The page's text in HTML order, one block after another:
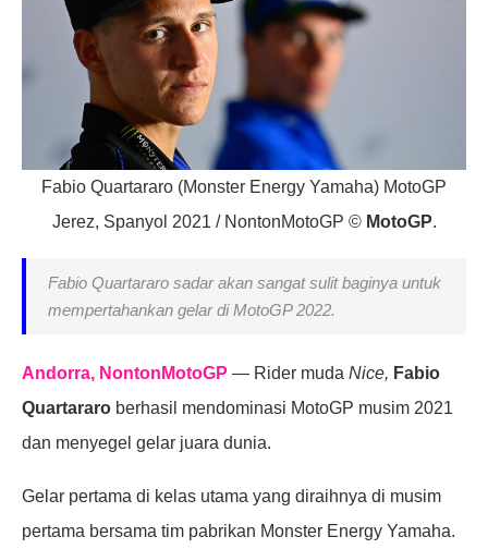
Fabio Quartararo (Monster Energy Yamaha) MotoGP
Jerez, Spanyol 2021 / NontonMotoGP © MotoGP.
Fabio Quartararo sadar akan sangat sulit baginya untuk
mempertahankan gelar di MotoGP 2022.
Andorra, NontonMotoGP — Rider muda Nice, Fabio
Quartararo berhasil mendominasi MotoGP musim 2021
dan menyegel gelar juara dunia.
Gelar pertama di kelas utama yang diraihnya di musim
pertama bersama tim pabrikan Monster Energy Yamaha.